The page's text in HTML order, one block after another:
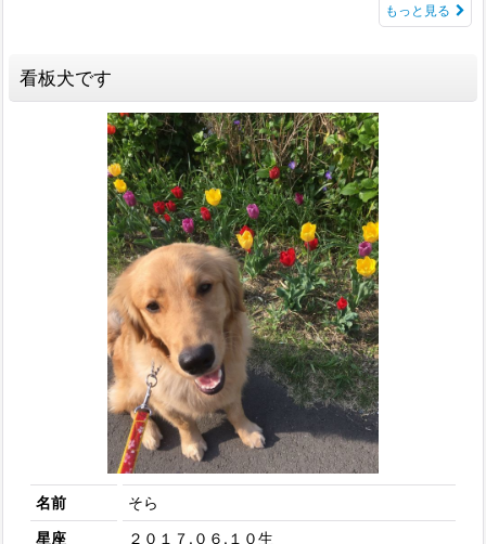
もっと見る
看板犬です
名前
そら
星座
２０１７.０６.１０生